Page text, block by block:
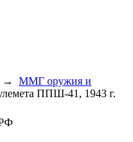
→
ММГ оружия и
ППШ-41, 1943 г.